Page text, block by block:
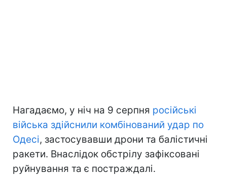
Нагадаємо, у ніч на 9 серпня російські
війська здійснили комбінований удар по
Одесі, застосувавши дрони та балістичні
ракети. Внаслідок обстрілу зафіксовані
руйнування та є постраждалі.